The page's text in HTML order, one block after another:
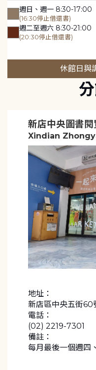
週日、週一 8:30-17:00
(16:30停止借還書)
週二至週六 8:30-21:00
(20:30停止借還書)
休館日與
新店中央圖書閱
Xindian
地址：
新店區中央五街60
電話：
(02) 2219-7301
備註：
每月最後一個週四